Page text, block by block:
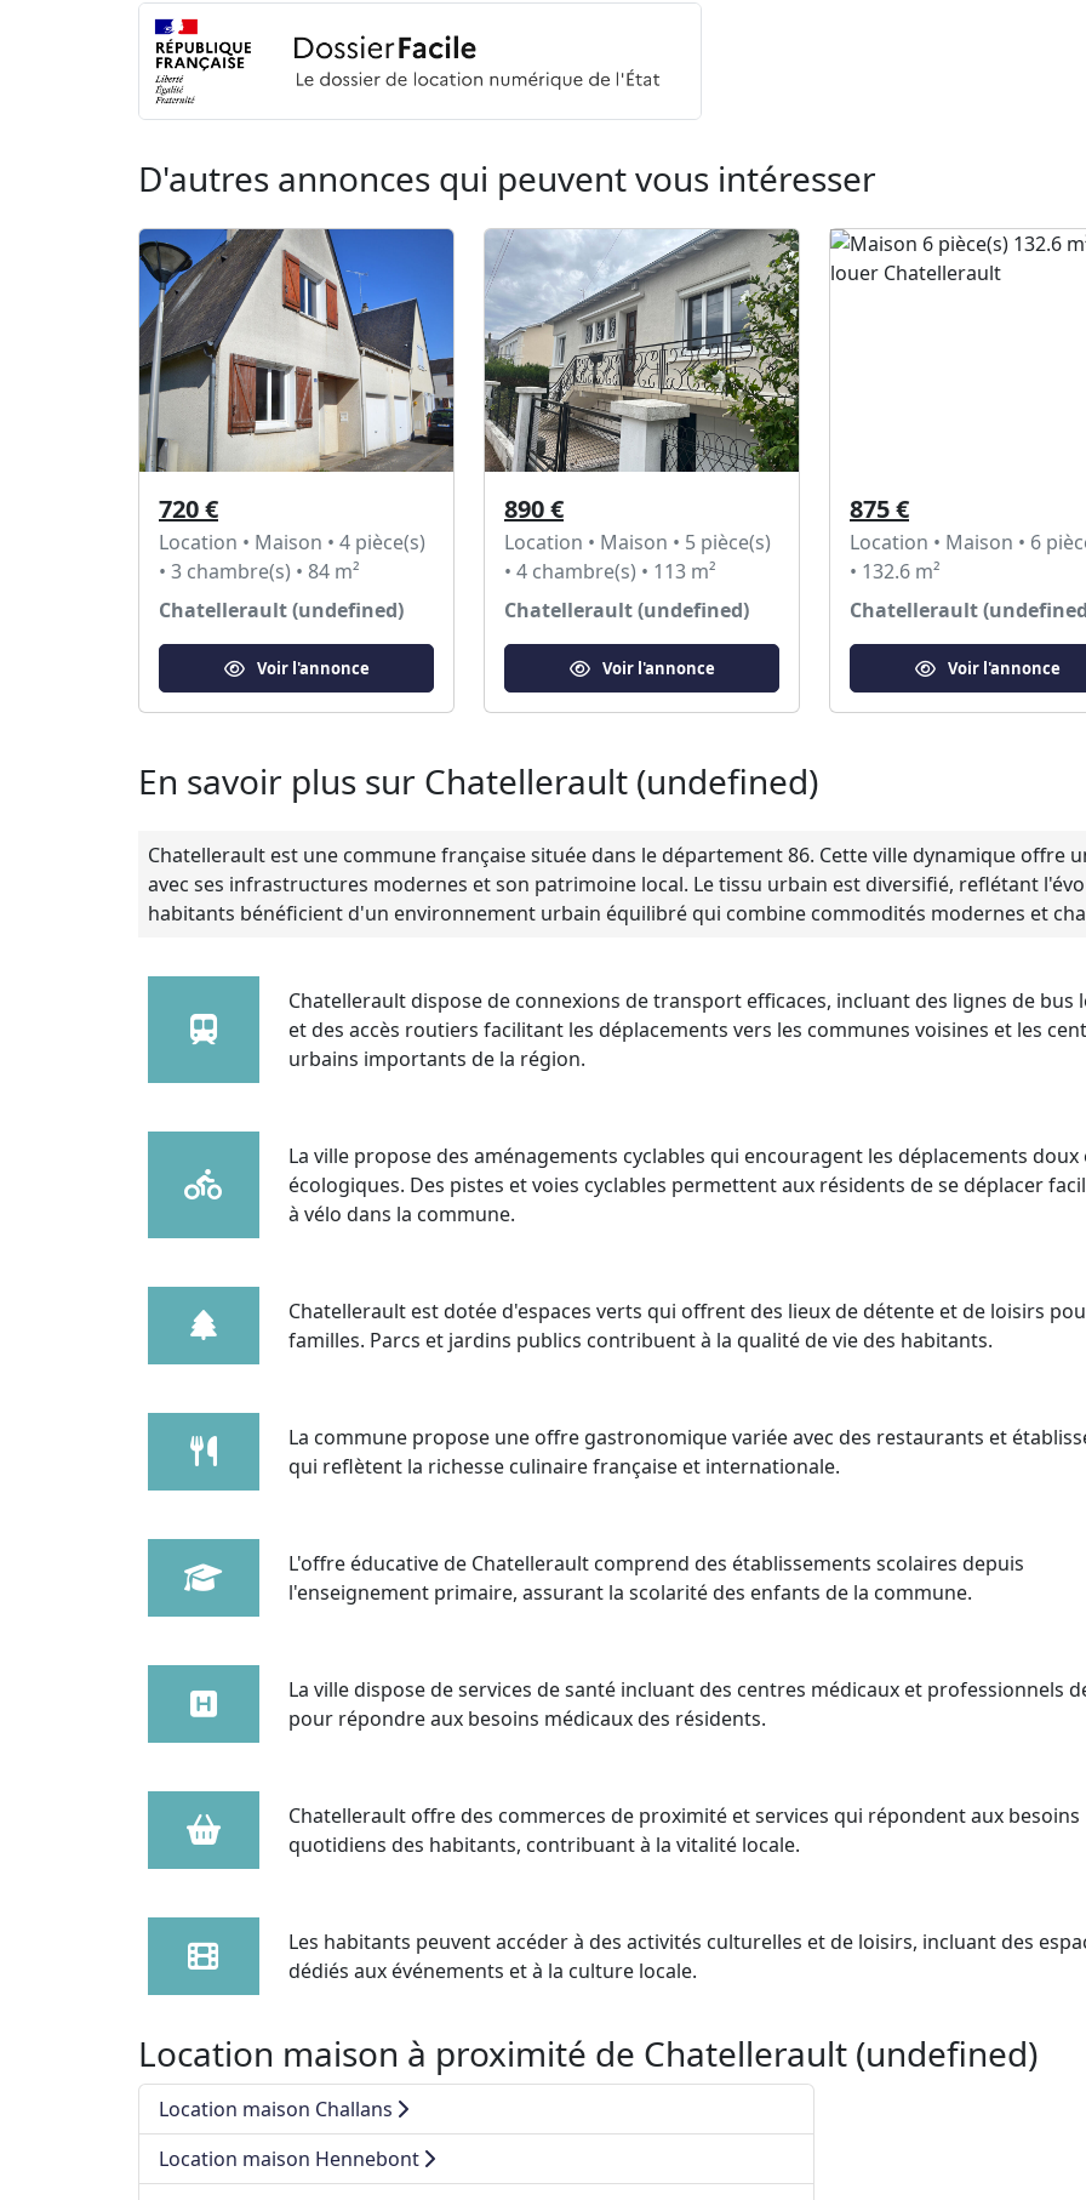
D'autres annonces qui peuvent vous intéresser
720 €
Location • Maison • 4 pièce(s)
• 3 chambre(s) • 84 m²
Chatellerault (undefined)
Voir l'annonce
890 €
Location • Maison • 5 pièce(s)
• 4 chambre(s) • 113 m²
Chatellerault (undefined)
Voir l'annonce
875 €
Location • Maison • 6
• 132.6 m²
Chatellerault
Voir l'annonce
En savoir plus sur Chatellerault (undefined)
Chatellerault est une commune française située dans le département 86. Cette ville dynamique offre
avec ses infrastructures modernes et son patrimoine local. Le tissu urbain est diversifié, reflétant
habitants bénéficient d'un environnement urbain équilibré qui combine commodités modernes et
Chatellerault dispose de connexions de transport efficaces, incluant des lignes de bus
et des accès routiers facilitant les déplacements vers les communes voisines et les
urbains importants de la région.
La ville propose des aménagements cyclables qui encouragent les déplacements doux
écologiques. Des pistes et voies cyclables permettent aux résidents de se déplacer
à vélo dans la commune.
Chatellerault est dotée d'espaces verts qui offrent des lieux de détente et de loisirs
familles. Parcs et jardins publics contribuent à la qualité de vie des habitants.
La commune propose une offre gastronomique variée avec des restaurants et
qui reflètent la richesse culinaire française et internationale.
L'offre éducative de Chatellerault comprend des établissements scolaires depuis
l'enseignement primaire, assurant la scolarité des enfants de la commune.
La ville dispose de services de santé incluant des centres médicaux et professionnels
pour répondre aux besoins médicaux des résidents.
Chatellerault offre des commerces de proximité et services qui répondent aux besoins
quotidiens des habitants, contribuant à la vitalité locale.
Les habitants peuvent accéder à des activités culturelles et de loisirs, incluant des
dédiés aux événements et à la culture locale.
Location maison à proximité de Chatellerault (undefined)
Location maison Challans
Location maison Hennebont